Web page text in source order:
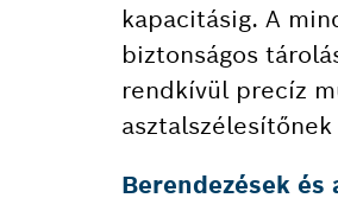
kapacitásig. A
biztonságos
rendkívül precíz
Berendezések és